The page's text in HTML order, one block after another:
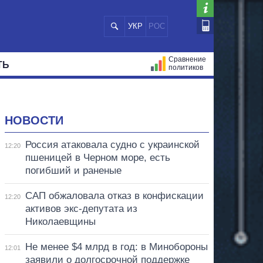
УКР РОС
Сравнение
политиков
НОВОСТИ
12:20
Россия атаковала судно с украинской
пшеницей в Черном море, есть
погибший и раненые
12:20
САП обжаловала отказ в конфискации
активов экс-депутата из
Николаевщины
12:01
Не менее $4 млрд в год: в Минобороны
заявили о долгосрочной поддержке